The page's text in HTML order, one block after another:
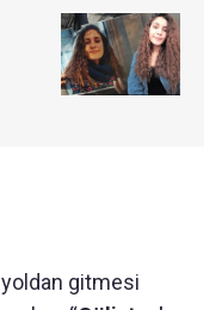
yoldan gitmesi